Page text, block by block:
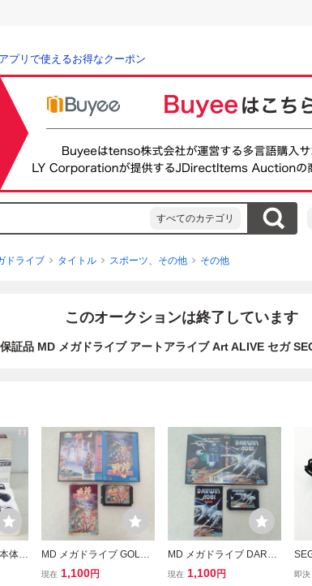
プリで使えるお得なクーポン
すべてのカテゴリ
ドライブ タイトル スポーツ、その他 その他
このオークションは終了しています
証品 MD メガドライブ アートアライブ Art ALIVE セガ
体 H
MD メガドライブ GOLDE
N AXE ゴールデンアック
現在 1,100円
MD メガドライブ DARWI
N 4081 ダーウィン 4081
現在 1,100円
ブ
即決